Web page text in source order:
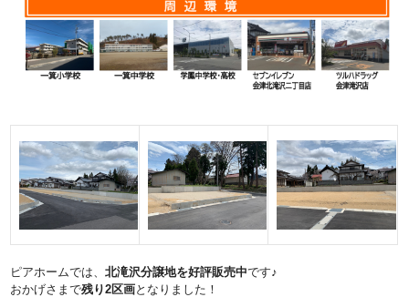
ピアホームでは、北滝沢分譲地を好評販売中です♪
おかげさまで残り2区画となりました！